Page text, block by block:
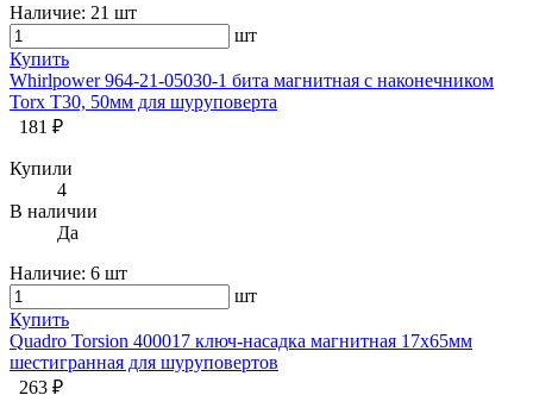
Наличие: 21 шт
шт
Купить
Whirlpower 964-21-05030-1 бита магнитная с наконечником
Torx T30, 50мм для шуруповерта
181 ₽
Купили
4
В наличии
Да
Наличие: 6 шт
шт
Купить
Quadro Torsion 400017 ключ-насадка магнитная 17х65мм
шестигранная для шуруповертов
263 ₽